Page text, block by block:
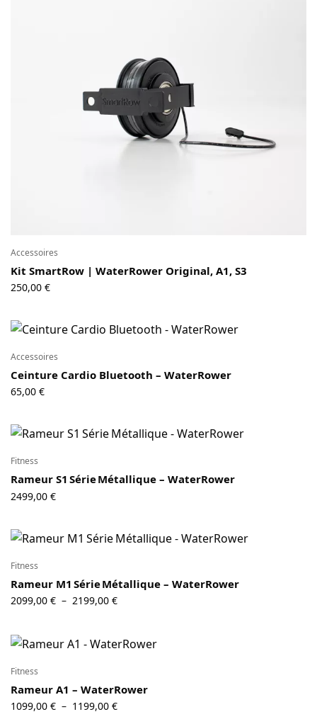
Accessoires
Kit SmartRow | WaterRower Original, A1, S3
250,00 €
Accessoires
Ceinture Cardio Bluetooth – WaterRower
65,00 €
Fitness
Rameur S1 Série Métallique – WaterRower
2499,00 €
Fitness
Rameur M1 Série Métallique – WaterRower
2099,00 € – 2199,00 €Plage de
à
Fitness
Rameur A1 – WaterRower
1099,00 € – 1199,00 €Plage de